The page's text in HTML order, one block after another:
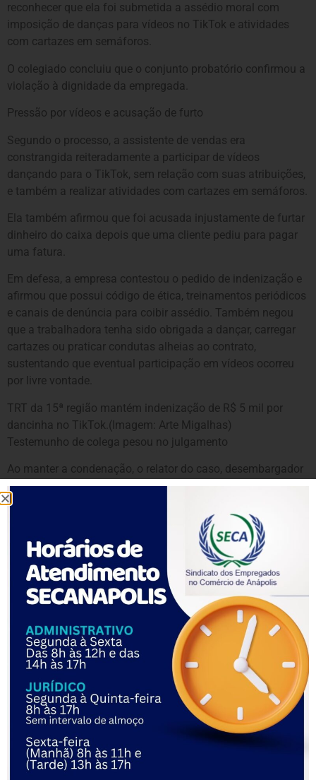
reconhecer que ela foi submetida a assédio moral com
imposição de danças para vídeos no TikTok e atividades
com cartazes em semáforos.
O colegiado concluiu que o conjunto probatório confirmou a
violação à dignidade da empregada.
Pressão por vídeos e acusação de furto
Segundo o processo, a assistente de vendas era
constrangida reiteradamente a participar de vídeos
dançando para o TikTok, sem relação com suas atribuições,
e também a realizar atividades com cartazes em semáforos.
Ela também afirmou que foi acusada injustamente de furtar
dinheiro do caixa depois que uma cliente pediu para pagar
uma fatura.
Em defesa, a empresa contestou o pedido de indenização e
afirmou que possui código de ética, treinamentos periódicos
e canais de denúncia para coibir assédio. Também negou
que a trabalhadora tenha sido obrigada a dançar, carregar
cartazes ou praticar condutas alheias ao contrato,
sustentando que eventual participação em vídeos ocorreu
por livre vontade.
TRT da 15ª região mantém indenização de R$ 5 mil por
dancinha no TikTok.(Imagem: Arte Migalhas)
Testemunho de colega pesou no julgamento
Ao manter a condenação, o relator do caso, desembargador
Manoel Carlos Toledo Filho, ressaltou que a testemunha
indicada pela trabalhadora apresentou relato mais seguro e
convincente do que a testemunha da empresa. Isso porque,
segundo o acórdão, a primeira presenciou os fatos,
enquanto a segunda tinha conhecimento apenas por
“boatos”.
O relator destacou que a testemunha confirmou que a
empregada era pressionada pelo gerente a gravar vídeos
para o TikTok, especialmente por ser nova na loja, e que,
caso não participasse, poderia ser mandada embora.
A testemunha também confirmou que houve reunião em que
a trabalhadora foi acusada de furto e constrangida perante
os colegas.
“Demonstrada a prática de assédio moral pela exposição
vexatória e humilhante da reclamante perante os demais
empregados de forma rotineira, tendo sido evidenciada a